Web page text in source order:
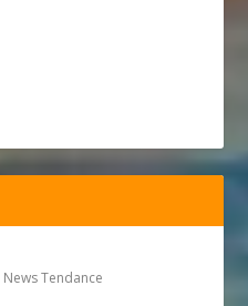
News Tendance